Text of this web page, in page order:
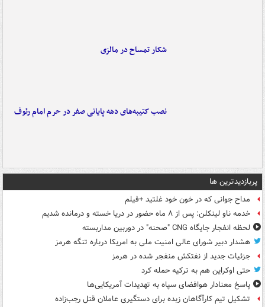
شکار تمساح در مالزی
نصب کتیبه‌های دهه پایانی صفر در حرم امام رئوف
پربازدیدترین ها
مداح جوانی که در خون خود غلتید +فیلم
خدمه ناو لینکلن: پس از ۸ ماه حضور در دریا خسته و درمانده‌ شدیم
لحظه انفجار جایگاه CNG "صحنه" در دوربین مداربسته
هشدار دبیر شورای عالی امنیت ملی به امریکا درباره تنگه هرمز
جزئیات جدید از نفتکش منفجر شده در هرمز
حتی اوکراین هم به ترکیه حمله کرد
پاسخ معنادار هوافضای سپاه به تهدیدات آمریکایی‌ها
تشکیل تیم کارآگاهان زبده برای دستگیری عاملان قتل رجب‌زاده